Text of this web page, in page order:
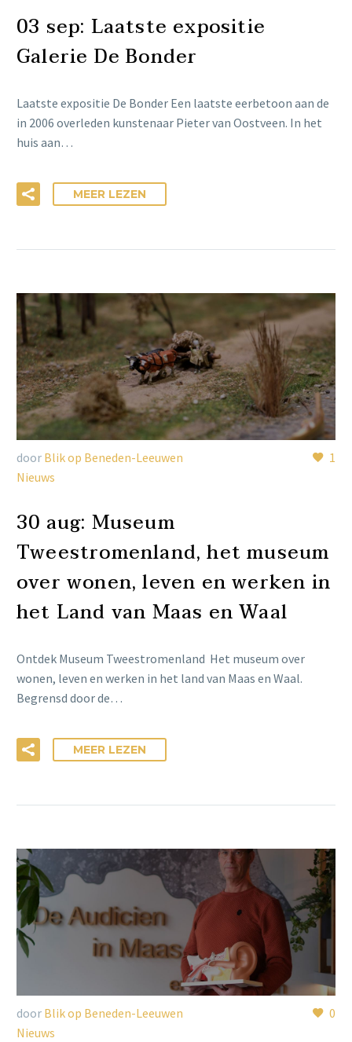
03 sep: Laatste expositie
Galerie De Bonder
Laatste expositie De Bonder Een laatste eerbetoon aan de
in 2006 overleden kunstenaar Pieter van Oostveen. In het
huis aan…
MEER LEZEN
1
door Blik op Beneden-Leeuwen
Nieuws
30 aug: Museum
Tweestromenland, het museum
over wonen, leven en werken in
het Land van Maas en Waal
Ontdek Museum Tweestromenland Het museum over
wonen, leven en werken in het land van Maas en Waal.
Begrensd door de…
MEER LEZEN
0
door Blik op Beneden-Leeuwen
Nieuws